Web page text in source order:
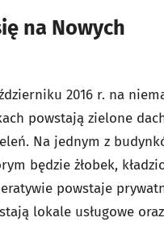
na Nowych
2016 r. na
powstają zielone
Na jednym z
będzie żłobek,
powstaje
lokale usługowe